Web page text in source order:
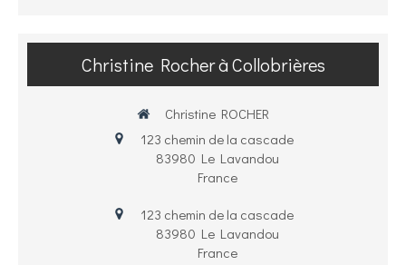
Christine Rocher à Collobrières
Christine ROCHER
123 chemin de la cascade
83980 Le Lavandou
France
123 chemin de la cascade
83980 Le Lavandou
France